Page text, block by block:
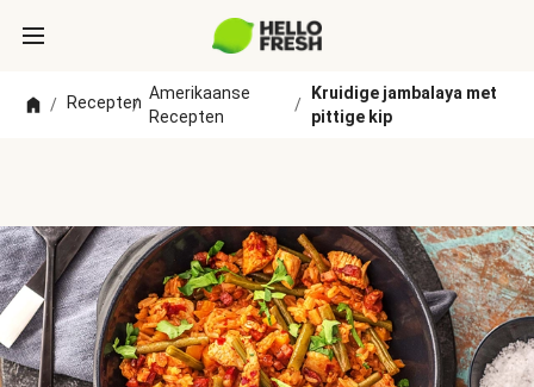
/ Recepten
/
Amerikaanse
Recepten
/
Kruidige jambalaya met
pittige kip